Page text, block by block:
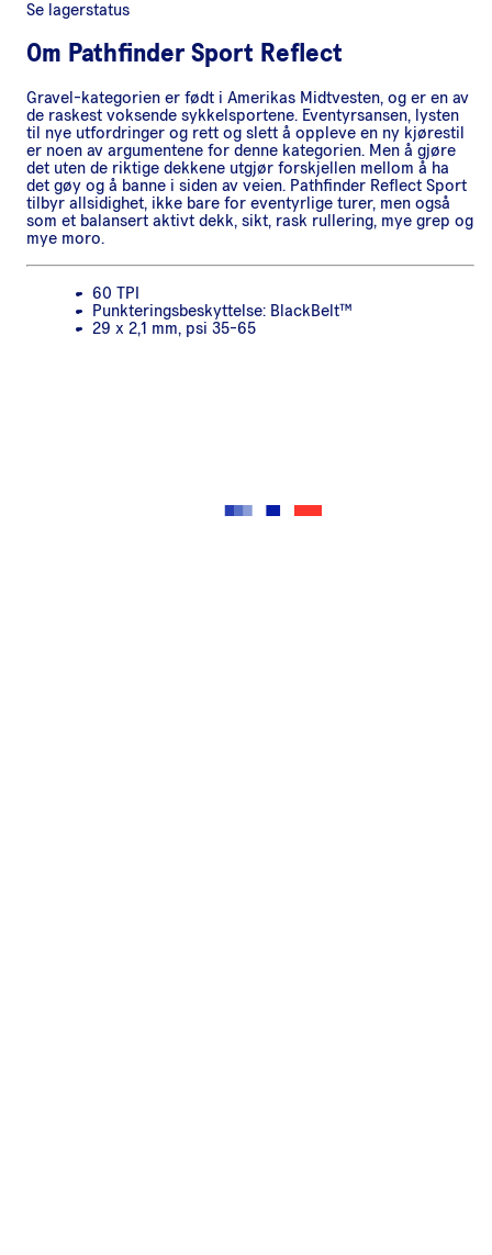
Se lagerstatus
Om Pathfinder Sport Reflect
Gravel-kategorien er født i Amerikas Midtvesten, og er en av
de raskest voksende sykkelsportene. Eventyrsansen, lysten
til nye utfordringer og rett og slett å oppleve en ny kjørestil
er noen av argumentene for denne kategorien. Men å gjøre
det uten de riktige dekkene utgjør forskjellen mellom å ha
det gøy og å banne i siden av veien. Pathfinder Reflect Sport
tilbyr allsidighet, ikke bare for eventyrlige turer, men også
som et balansert aktivt dekk, sikt, rask rullering, mye grep og
mye moro.
60 TPI
Punkteringsbeskyttelse: BlackBelt™
29 x 2,1 mm, psi 35-65